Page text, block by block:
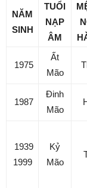
NĂM
SINH
TUỔI
NẠP
ÂM
1975
Ất
Mão
1987
Đinh
Mão
1939
1999
Kỷ
Mão